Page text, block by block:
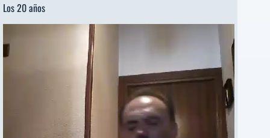
Los 20 años
de
vídeo